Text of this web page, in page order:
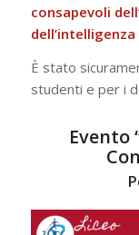
consapevoli
È stato
studenti e per i
Evento